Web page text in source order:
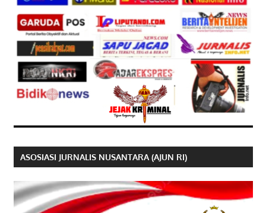
ASOSIASI JURNALIS NUSANTARA (AJUN RI)